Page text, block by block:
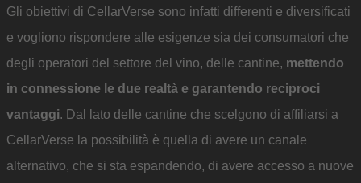
Gli obiettivi di CellarVerse sono infatti differenti e diversificati
e vogliono rispondere alle esigenze sia dei consumatori che
degli operatori del settore del vino, delle cantine, mettendo
in connessione le due realtà e garantendo reciproci
vantaggi. Dal lato delle cantine che scelgono di affiliarsi a
CellarVerse la possibilità è quella di avere un canale
alternativo, che si sta espandendo, di avere accesso a nuove